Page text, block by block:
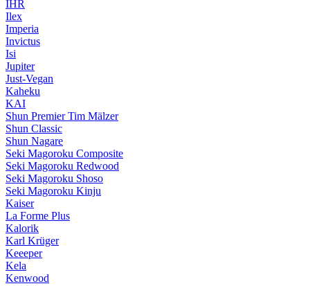
IHR
Ilex
Imperia
Invictus
Isi
Jupiter
Just-Vegan
Kaheku
KAI
Shun Premier Tim Mälzer
Shun Classic
Shun Nagare
Seki Magoroku Composite
Seki Magoroku Redwood
Seki Magoroku Shoso
Seki Magoroku Kinju
Kaiser
La Forme Plus
Kalorik
Karl Krüger
Keeeper
Kela
Kenwood